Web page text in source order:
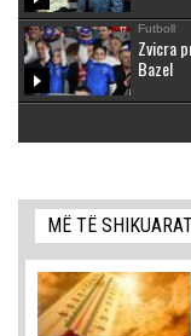
Futboll
Zvicra
Bazel
MË TË